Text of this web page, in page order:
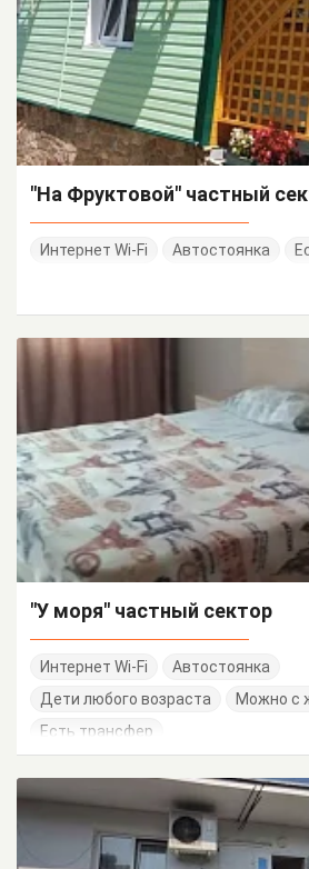
"На Фруктовой" частный
Интернет Wi-Fi Автостоянка
"У моря" частный сектор
Интернет Wi-Fi
Автостоянка
Дети любого возраста
Можно с
Есть трансфер